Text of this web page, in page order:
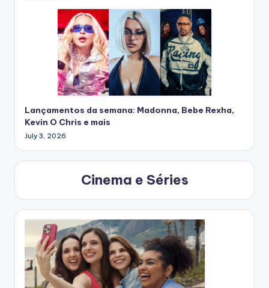
Lançamentos da semana: Madonna, Bebe Rexha,
Kevin O Chris e mais
July 3, 2026
Cinema e Séries